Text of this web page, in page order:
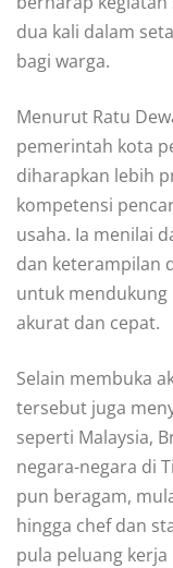
dua kali dalam
bagi warga.
Menurut Ratu
pemerintah kota
diharapkan lebih
kompetensi
usaha. Ia menilai
dan keterampilan
untuk mendukung
akurat dan cepat.
Selain membuka
tersebut juga
seperti Malaysia,
negara-negara di
pun beragam,
hingga chef dan
pula peluang